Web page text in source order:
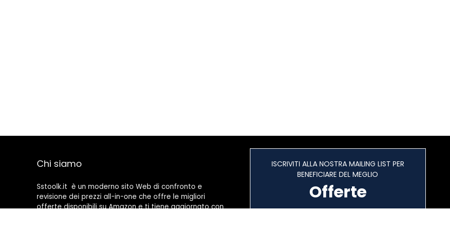
Chi siamo
Sstoolk.it è un moderno sito Web di confronto e
revisione dei prezzi all-in-one che offre le migliori
offerte disponibili su Amazon e ti tiene aggiornato con
ISCRIVITI ALLA NOSTRA MAILING LIST PER
BENEFICIARE DEL MEGLIO
Offerte